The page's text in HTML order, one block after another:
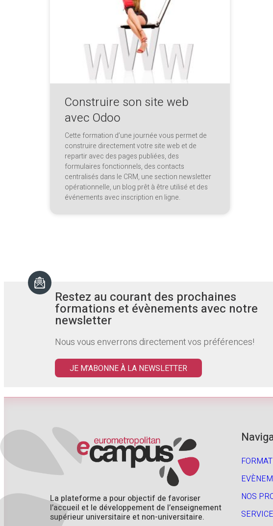
Construire son site web
avec Odoo
Cette formation d’une journée vous permet de
construire directement votre site web et de
repartir avec des pages publiées, des
formulaires fonctionnels, des contacts
centralisés dans le CRM, une section newsletter
opérationnelle, un blog prêt à être utilisé et des
événements avec inscription en ligne.
Restez au courant des prochaines
formations et évènements avec notre
newsletter
Nous vous enverrons directement vos préférences!
JE M'ABONNE À LA NEWSLETTER
La plateforme a pour objectif de favoriser
l’accueil et le développement de l’enseignement
supérieur universitaire et non-universitaire.
NOS